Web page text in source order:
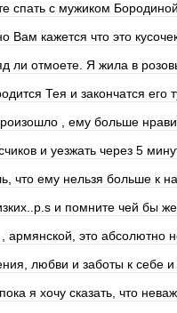
спать с мужиком
Вам кажется что это
ли отмоете. Я жила в
Тея и закончатся его
, ему больше
и уезжать через 5
что ему нельзя больше к
и помните чей бы
, армянской, это абсолютно
любви и заботы к себе и
я хочу сказать, что